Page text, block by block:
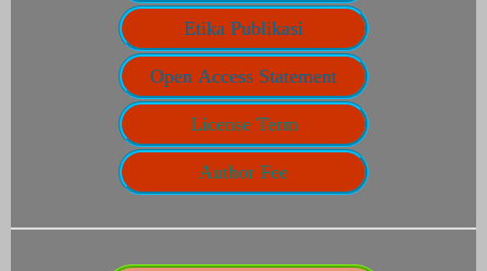
Etika Publikasi
Open Access Statement
License Term
Author Fee